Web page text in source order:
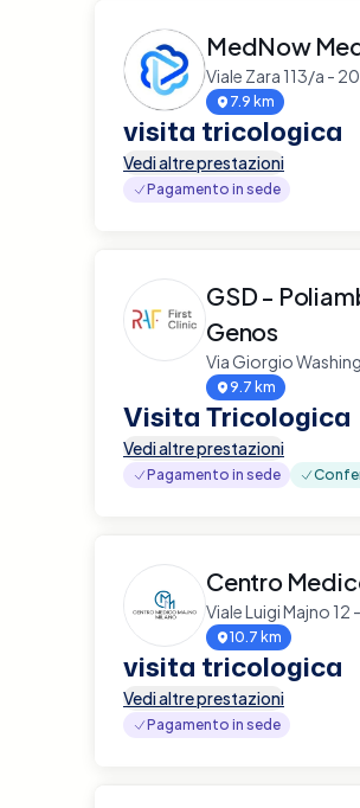
MedNow
Viale Zara 113/a -
7.9 km
visita tricologica
Vedi altre prestazioni
Pagamento in sede
GSD -
Genos
Via Giorgio
9.7 km
Visita Tricologica
Vedi altre prestazioni
Pagamento in sede
Centro
Viale Luigi Majno 12
10.7 km
visita tricologica
Vedi altre prestazioni
Pagamento in sede